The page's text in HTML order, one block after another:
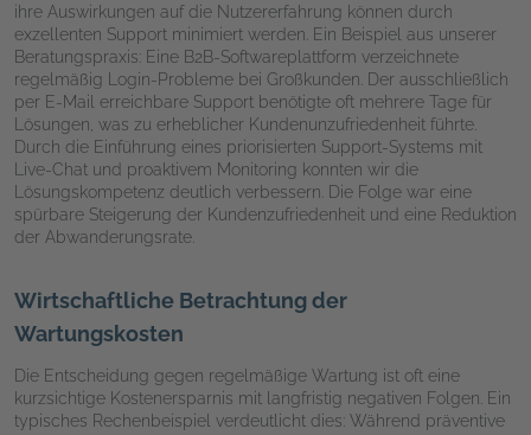
ihre Auswirkungen auf die Nutzererfahrung können durch
exzellenten Support minimiert werden. Ein Beispiel aus unserer
Beratungspraxis: Eine B2B-Softwareplattform verzeichnete
regelmäßig Login-Probleme bei Großkunden. Der ausschließlich
per E-Mail erreichbare Support benötigte oft mehrere Tage für
Lösungen, was zu erheblicher Kundenunzufriedenheit führte.
Durch die Einführung eines priorisierten Support-Systems mit
Live-Chat und proaktivem Monitoring konnten wir die
Lösungskompetenz deutlich verbessern. Die Folge war eine
spürbare Steigerung der Kundenzufriedenheit und eine Reduktion
der Abwanderungsrate.
Wirtschaftliche Betrachtung der
Wartungskosten
Die Entscheidung gegen regelmäßige Wartung ist oft eine
kurzsichtige Kostenersparnis mit langfristig negativen Folgen. Ein
typisches Rechenbeispiel verdeutlicht dies: Während präventive